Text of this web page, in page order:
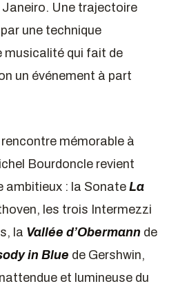
Janeiro. Une trajectoire
une technique
musicalité qui fait de
un événement à part
mémorable à
Bourdoncle revient
ambitieux : la Sonate La
les trois Intermezzi
la Vallée d’Obermann de
in Blue de Gershwin,
et lumineuse du